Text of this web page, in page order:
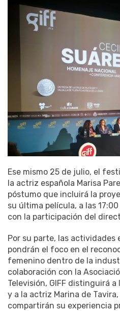
Ese mismo 25 de julio, el
la actriz española Marisa
póstumo que incluirá la
su última película, a las
con la participación del
Por su parte, las actividades
pondrán el foco en el
femenino dentro de la
colaboración con la
Televisión, GIFF distinguirá
y a la actriz Marina de
compartirán su experiencia